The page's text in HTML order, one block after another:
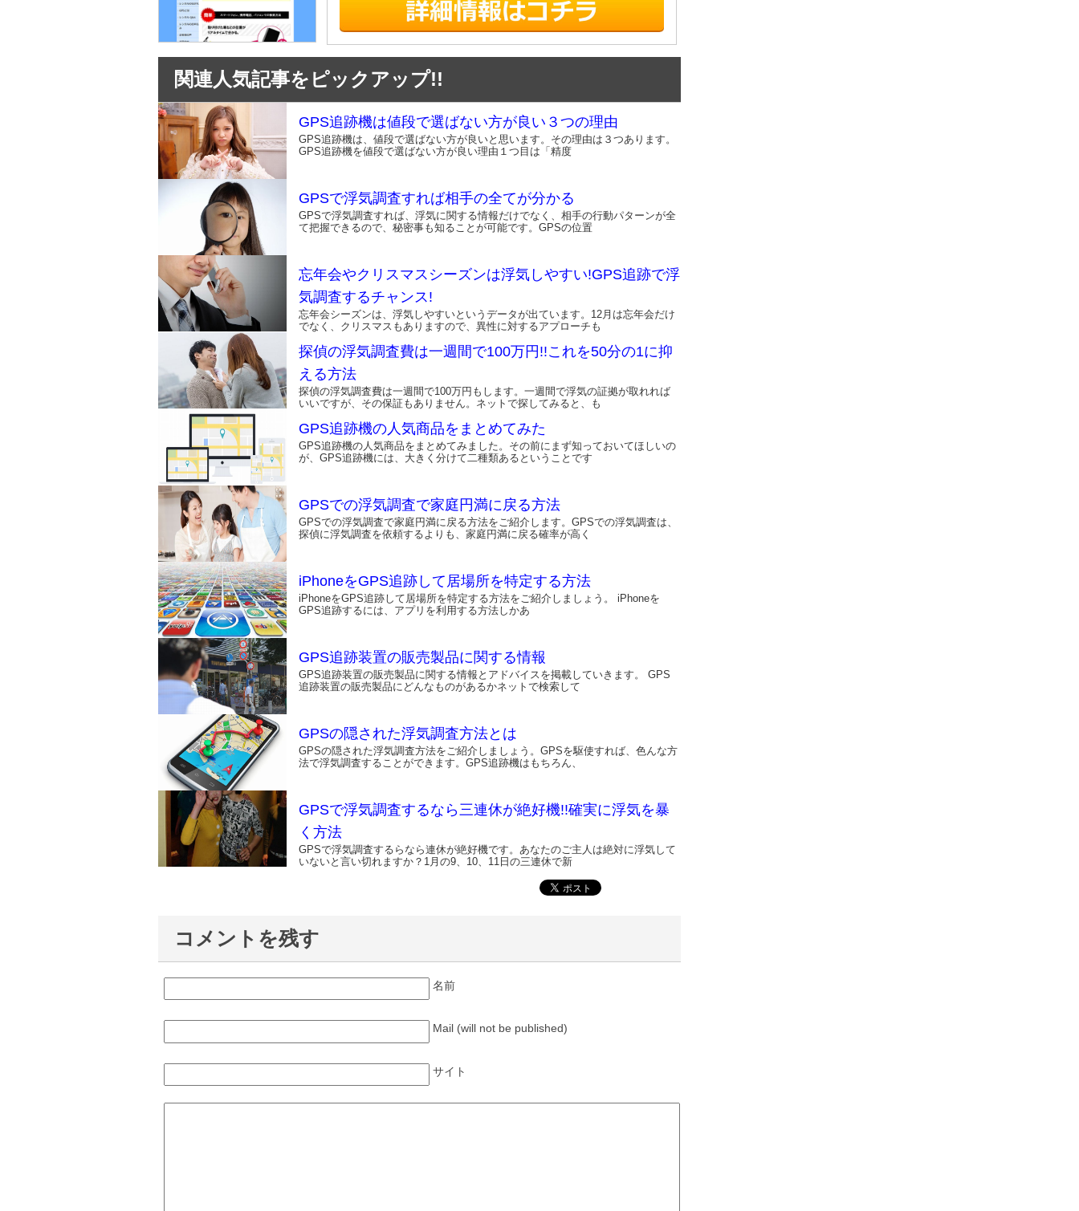
関連人気記事をピックアップ!!
GPS追跡機は値段で選ばない方が良い３つの理由
GPS追跡機は、値段で選ばない方が良いと思います。その理由は３つあります。
GPS追跡機を値段で選ばない方が良い理由１つ目は「精度
GPSで浮気調査すれば相手の全てが分かる
GPSで浮気調査すれば、浮気に関する情報だけでなく、相手の行動パターンが全
て把握できるので、秘密事も知ることが可能です。GPSの位置
忘年会やクリスマスシーズンは浮気しやすい!GPS追跡で浮
気調査するチャンス!
忘年会シーズンは、浮気しやすいというデータが出ています。12月は忘年会だけ
でなく、クリスマスもありますので、異性に対するアプローチも
探偵の浮気調査費は一週間で100万円!!これを50分の1に抑
える方法
探偵の浮気調査費は一週間で100万円もします。一週間で浮気の証拠が取れれば
いいですが、その保証もありません。ネットで探してみると、も
GPS追跡機の人気商品をまとめてみた
GPS追跡機の人気商品をまとめてみました。その前にまず知っておいてほしいの
が、GPS追跡機には、大きく分けて二種類あるということです
GPSでの浮気調査で家庭円満に戻る方法
GPSでの浮気調査で家庭円満に戻る方法をご紹介します。GPSでの浮気調査は、
探偵に浮気調査を依頼するよりも、家庭円満に戻る確率が高く
iPhoneをGPS追跡して居場所を特定する方法
iPhoneをGPS追跡して居場所を特定する方法をご紹介しましょう。 iPhoneを
GPS追跡するには、アプリを利用する方法しかあ
GPS追跡装置の販売製品に関する情報
GPS追跡装置の販売製品に関する情報とアドバイスを掲載していきます。 GPS
追跡装置の販売製品にどんなものがあるかネットで検索して
GPSの隠された浮気調査方法とは
GPSの隠された浮気調査方法をご紹介しましょう。GPSを駆使すれば、色んな方
法で浮気調査することができます。GPS追跡機はもちろん、
GPSで浮気調査するなら三連休が絶好機!!確実に浮気を暴
く方法
GPSで浮気調査するらなら連休が絶好機です。あなたのご主人は絶対に浮気して
いないと言い切れますか？1月の9、10、11日の三連休で新
コメントを残す
名前
Mail (will not be published)
サイト